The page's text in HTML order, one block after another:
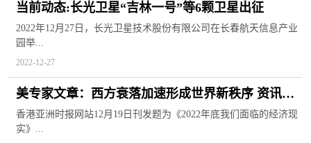
当前动态:长光卫星“吉林一号”等6颗卫星出征
2022年12月27日，长光卫星技术股份有限公司在长春航天信息产业
园举...
2022-12-27
美专家文章：西方衰落加速形成世界新秩序 资讯推
荐
香港亚洲时报网站12月19日刊发题为《2022年底我们面临的经济现
实》...